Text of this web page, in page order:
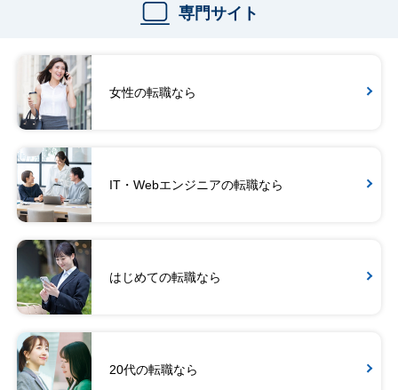
専門サイト
女性の転職なら
IT・Webエンジニアの転職なら
はじめての転職なら
20代の転職なら